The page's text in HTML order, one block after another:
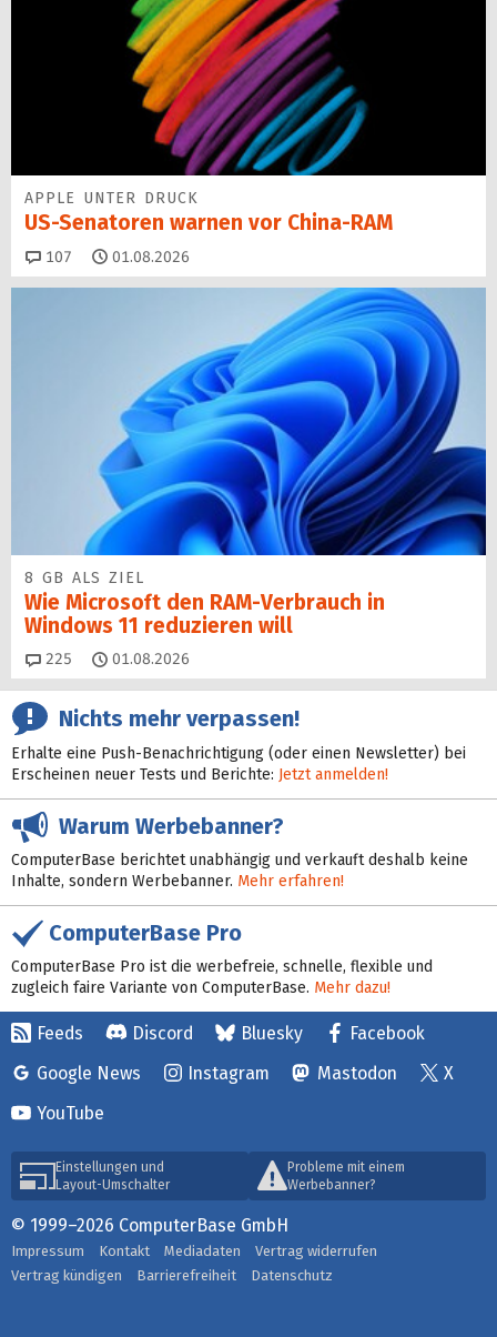
APPLE UNTER DRUCK
US-Senatoren warnen vor China-RAM
107 Kommentare
01.08.2026
8 GB ALS ZIEL
Wie Microsoft den RAM-Verbrauch in
Windows 11 reduzieren will
225 Kommentare
01.08.2026
Nichts mehr verpassen!
Erhalte eine Push-Benachrichtigung (oder einen Newsletter) bei
Erscheinen neuer Tests und Berichte: Jetzt anmelden!
Warum Werbebanner?
ComputerBase berichtet unabhängig und verkauft deshalb keine
Inhalte, sondern Werbebanner. Mehr erfahren!
ComputerBase Pro
ComputerBase Pro ist die werbefreie, schnelle, flexible und
zugleich faire Variante von ComputerBase. Mehr dazu!
Feeds Discord Bluesky
Facebook
Google News
Instagram Mastodon
X
YouTube
Einstellungen und
Layout-Umschalter
Probleme mit einem
Werbebanner?
© 1999–2026 ComputerBase GmbH
Impressum Kontakt Mediadaten
Vertrag widerrufen
Vertrag kündigen
Barrierefreiheit Datenschutz